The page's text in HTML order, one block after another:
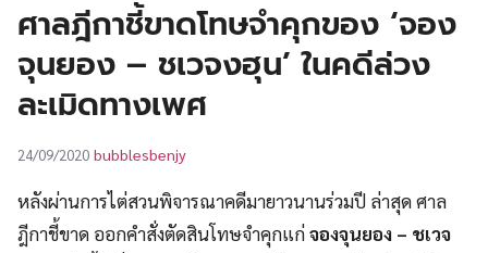
ศาลฎีกาชี้ขาดโทษจำคุกของ ‘จอง
จุนยอง – ชเวจงฮุน’ ในคดีล่วง
ละเมิดทางเพศ
24/09/2020 bubblesbenjy
หลังผ่านการไต่สวนพิจารณาคดีมายาวนานร่วมปี ล่าสุด ศาล
ฎีกาชี้ขาด ออกคำสั่งตัดสินโทษจำคุกแก่จองจุนยอง – ชเวจ